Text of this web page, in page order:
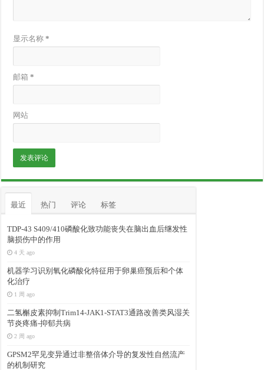
显示名称*
邮箱*
网站
最近 热门 评论 标签
TDP-43 S409/410磷酸化致功能丧失在脑出血后继发性
脑损伤中的作用
4 天 ago
机器学习识别氧化磷酸化特征用于卵巢癌预后和个体
化治疗
1 周 ago
二氢槲皮素抑制Trim14-JAK1-STAT3通路改善类风湿关
节炎疼痛-抑郁共病
2 周 ago
GPSM2罕见变异通过非整倍体介导的复发性自然流产
的机制研究